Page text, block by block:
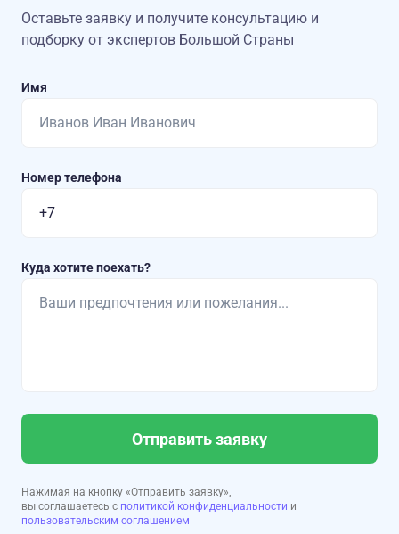
Оставьте заявку и получите консультацию и
подборку от экспертов Большой Страны
Имя
Номер телефона
Куда хотите поехать?
Отправить заявку
Нажимая на кнопку «Отправить заявку»,
вы соглашаетесь с политикой конфиденциальности и
пользовательским соглашением